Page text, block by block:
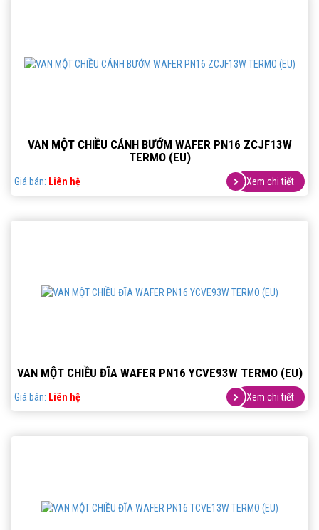
VAN MỘT CHIỀU CÁNH BƯỚM WAFER PN16 ZCJF13W
TERMO (EU)
Giá bán: Liên hệ Xem chi tiết
VAN MỘT CHIỀU ĐĨA WAFER PN16 YCVE93W TERMO (EU)
Giá bán: Liên hệ Xem chi tiết